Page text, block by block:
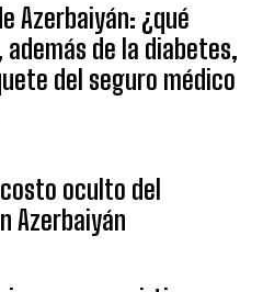
Azerbaiyán: ¿qué
de la diabetes,
del seguro médico
oculto del
Azerbaiyán